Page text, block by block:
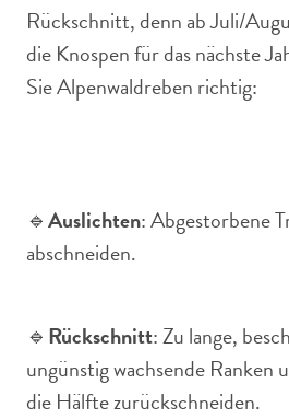
Rückschnitt, denn ab Juli/
die Knospen für das nächste
Sie Alpenwaldreben richtig:
🔹Auslichten: Abgestorbene
abschneiden.
🔹 Rückschnitt: Zu lange,
ungünstig wachsende
die Hälfte zurückschneiden.